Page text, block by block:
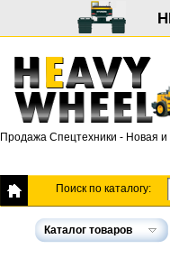
Продажа Спецтехники - Новая
Поиск по каталогу:
Каталог товаров